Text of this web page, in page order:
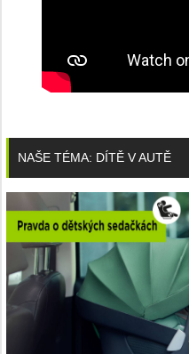
NAŠE TÉMA: DÍTĚ V AUTĚ